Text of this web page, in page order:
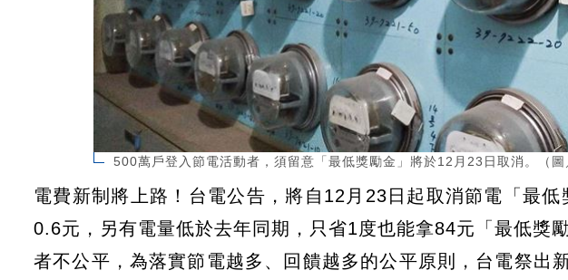
500萬戶登入節電活動者，須留意「最低獎勵金」將於12月23日取消。（圖
電費新制將上路！台電公告，將自12月23日起取消節電「最
0.6元，另有電量低於去年同期，只省1度也能拿84元「最低獎
者不公平，為落實節電越多、回饋越多的公平原則，台電祭出